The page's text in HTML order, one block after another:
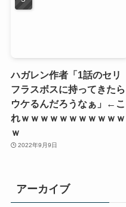
ハガレン作者「1話のセリ
フラスボスに持ってきたら
ウケるんだろうなぁ」←こ
れｗｗｗｗｗｗｗｗｗｗｗ
ｗ
2022年9月9日
アーカイブ